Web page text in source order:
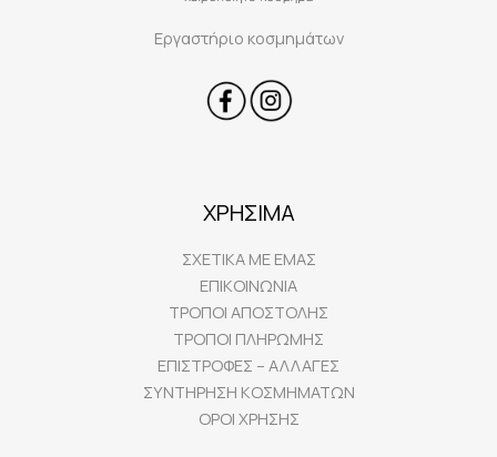
Εργαστήριο κοσμημάτων
ΧΡΗΣΙΜΑ
ΣΧΕΤΙΚΑ ΜΕ ΕΜΑΣ
ΕΠΙΚΟΙΝΩΝΙΑ
ΤΡΟΠΟΙ ΑΠΟΣΤΟΛΗΣ
ΤΡΟΠΟΙ ΠΛΗΡΩΜΗΣ
ΕΠΙΣΤΡΟΦΕΣ – ΑΛΛΑΓΕΣ
ΣΥΝΤΗΡΗΣΗ ΚΟΣΜΗΜΑΤΩΝ
ΟΡΟΙ ΧΡΗΣΗΣ